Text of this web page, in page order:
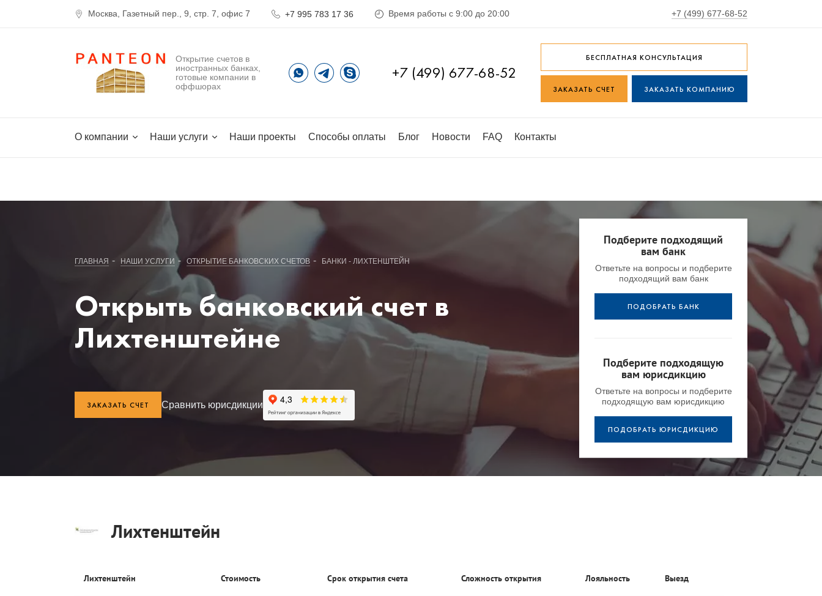
Москва, Газетный пер., 9, стр. 7, офис 7 +7 995 783 17 36 Время работы с 9:00 до 20:00 +7 (499) 677-68-52
Открытие счетов в
иностранных банках,
готовые компании в
оффшорах
+7 (499) 677-68-52
БЕСПЛАТНАЯ КОНСУЛЬТАЦИЯ
ЗАКАЗАТЬ СЧЕТ ЗАКАЗАТЬ КОМПАНИЮ
О компании Наши услуги Наши проекты Способы оплаты Блог Новости FAQ Контакты
ГЛАВНАЯ - НАШИ УСЛУГИ - ОТКРЫТИЕ БАНКОВСКИХ СЧЕТОВ - БАНКИ - ЛИХТЕНШТЕЙН
Открыть банковский счет в
Лихтенштейне
ЗАКАЗАТЬ СЧЕТ Сравнить юрисдикции
Подберите подходящий
вам банк
Ответьте на вопросы и подберите
подходящий вам банк
ПОДОБРАТЬ БАНК
Подберите подходящую
вам юрисдикцию
Ответьте на вопросы и подберите
подходящую вам юрисдикцию
ПОДОБРАТЬ ЮРИСДИКЦИЮ
Лихтенштейн
Лихтенштейн Стоимость Срок открытия счета Сложность открытия Лояльность Выезд